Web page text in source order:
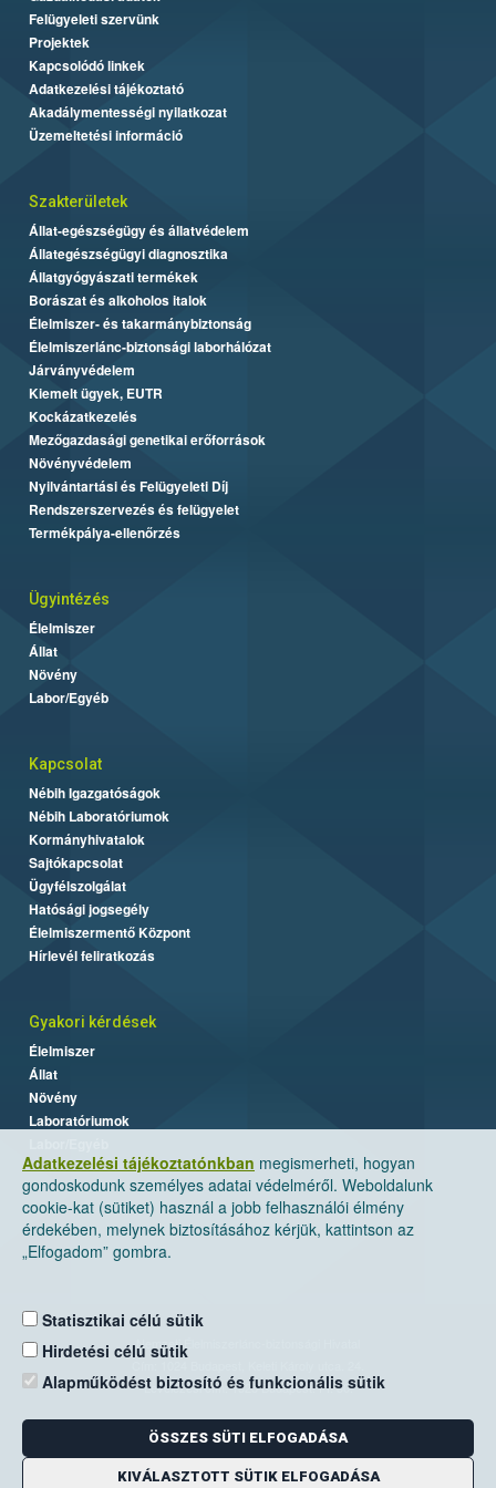
Adatkezelési tájékoztatónkban megismerheti, hogyan
gondoskodunk személyes adatai védelméről. Weboldalunk
cookie-kat (sütiket) használ a jobb felhasználói élmény
érdekében, melynek biztosításához kérjük, kattintson az
„Elfogadom” gombra.
Statisztikai célú sütik
Hirdetési célú sütik
Alapműködést biztosító és funkcionális sütik
ÖSSZES SÜTI ELFOGADÁSA
KIVÁLASZTOTT SÜTIK ELFOGADÁSA
Felügyeleti szervünk
Projektek
Kapcsolódó linkek
Adatkezelési tájékoztató
Akadálymentességi nyilatkozat
Üzemeltetési információ
Szakterületek
Állat-egészségügy és állatvédelem
Állategészségügyi diagnosztika
Állatgyógyászati termékek
Borászat és alkoholos italok
Élelmiszer- és takarmánybiztonság
Élelmiszerlánc-biztonsági laborhálózat
Járványvédelem
Kiemelt ügyek, EUTR
Kockázatkezelés
Mezőgazdasági genetikai erőforrások
Növényvédelem
Nyilvántartási és Felügyeleti Díj
Rendszerszervezés és felügyelet
Termékpálya-ellenőrzés
Ügyintézés
Élelmiszer
Állat
Növény
Labor/Egyéb
Kapcsolat
Nébih Igazgatóságok
Nébih Laboratóriumok
Kormányhivatalok
Sajtókapcsolat
Ügyfélszolgálat
Hatósági jogsegély
Élelmiszermentő Központ
Hírlevél feliratkozás
Gyakori kérdések
Élelmiszer
Állat
Növény
Laboratóriumok
Nemzeti Élelmiszerlánc-biztonsági Hivatal
Levelezési cím: 1525 Budapest. Pf. 30.
E-mail:ugyfelszolgalat@nebih.gov.hu
Zöld szám: 06-80/263-244